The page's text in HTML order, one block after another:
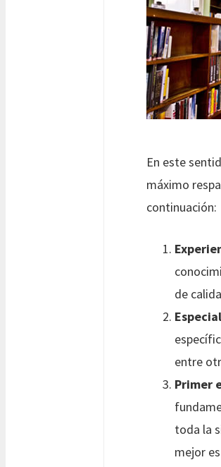
En este
máximo
continuación:
de
entre
Primer
toda la
mejor